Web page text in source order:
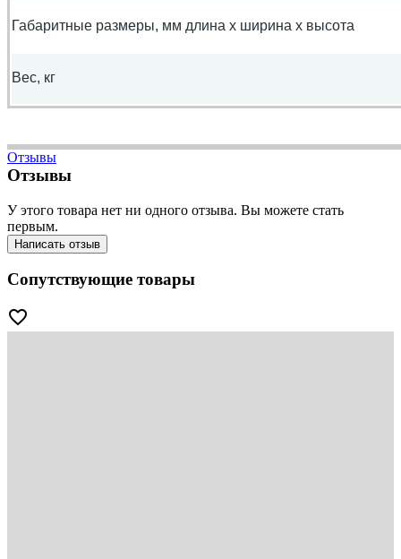
Габаритные размеры, мм длина x ширина x высота
Вес, кг
Отзывы
Отзывы
У этого товара нет ни одного отзыва. Вы можете стать
первым.
Написать отзыв
Сопутствующие товары
favorite_border